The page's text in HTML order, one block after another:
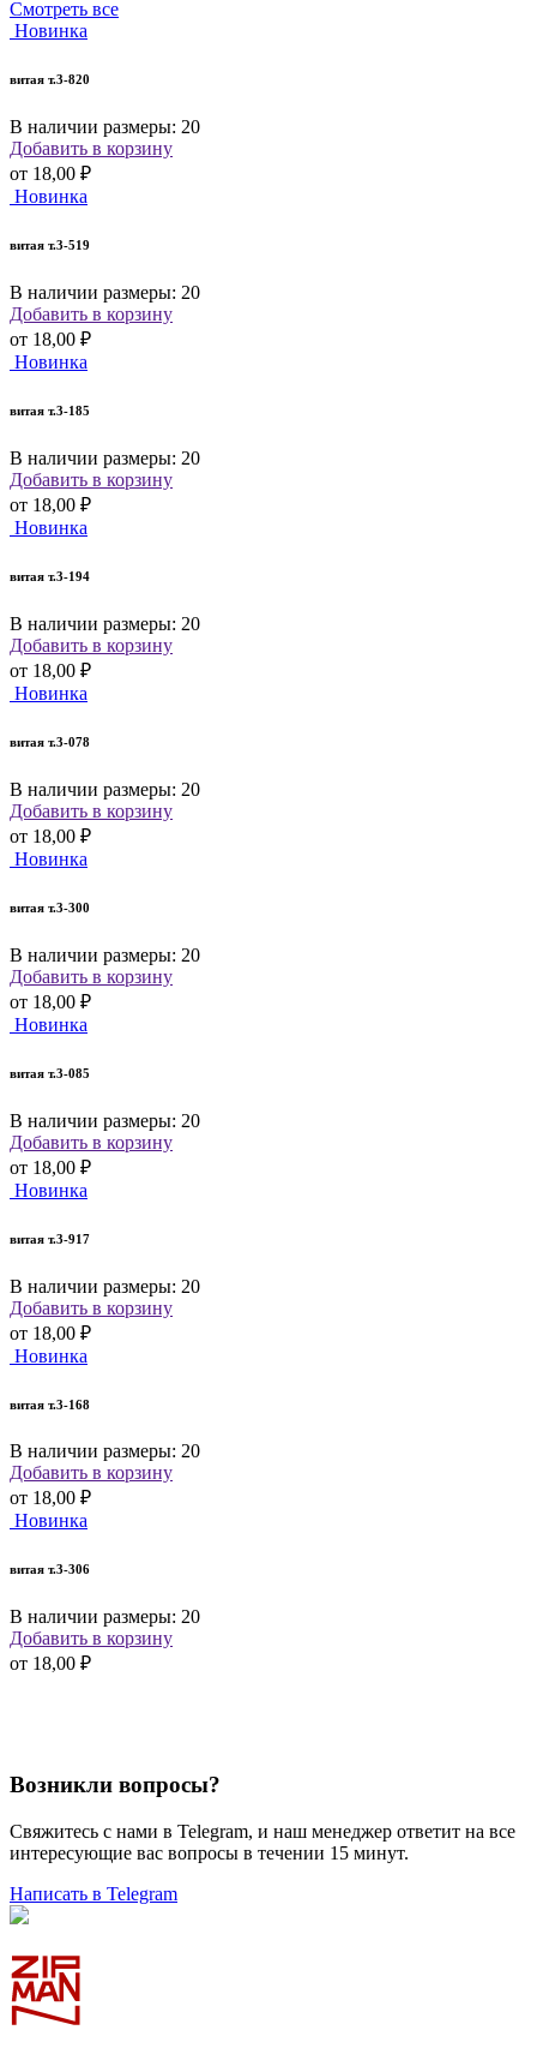
Смотреть все
Новинка
витая т.3-820
В наличии размеры: 20
Добавить в корзину
от 18,00 ₽
Новинка
витая т.3-519
В наличии размеры: 20
Добавить в корзину
от 18,00 ₽
Новинка
витая т.3-185
В наличии размеры: 20
Добавить в корзину
от 18,00 ₽
Новинка
витая т.3-194
В наличии размеры: 20
Добавить в корзину
от 18,00 ₽
Новинка
витая т.3-078
В наличии размеры: 20
Добавить в корзину
от 18,00 ₽
Новинка
витая т.3-300
В наличии размеры: 20
Добавить в корзину
от 18,00 ₽
Новинка
витая т.3-085
В наличии размеры: 20
Добавить в корзину
от 18,00 ₽
Новинка
витая т.3-917
В наличии размеры: 20
Добавить в корзину
от 18,00 ₽
Новинка
витая т.3-168
В наличии размеры: 20
Добавить в корзину
от 18,00 ₽
Новинка
витая т.3-306
В наличии размеры: 20
Добавить в корзину
от 18,00 ₽
Возникли вопросы?
Свяжитесь с нами в Telegram, и наш менеджер ответит на все
интересующие вас вопросы в течении 15 минут.
Написать в Telegram